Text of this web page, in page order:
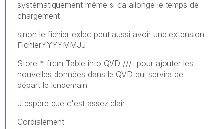
systématiquement même si ca allonge le temps de
chargement
sinon le fichier exlec peut aussi avoir une extension
FichierYYYYMMJJ
Store * from Table into QVD /// pour ajouter les
nouvelles données dans le QVD qui servira de
départ le lendemain
J'espère que c'est assez clair
Cordialement